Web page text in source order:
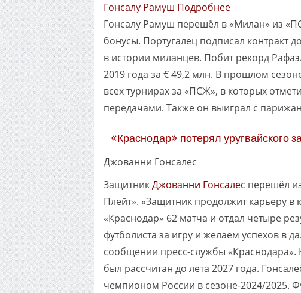
Гонсалу Рамуш Подробнее
Гонсалу Рамуш перешёл в «Милан» из
бонусы. Португалец подписал контракт
в истории миланцев. Побит рекорд
2019 года за € 49,2 млн. В прошлом
всех турнирах за «ПСЖ», в которых
передачами. Также он выиграл с
«Краснодар» потерял уругвайского
Джованни Гонсалес
ЗащитникДжованни Гонсалес перешёл
Плейт». «Защитник продолжит карьеру в
«Краснодар» 62 матча и отдал четыре
футболиста за игру и желаем успехов в
сообщении пресс-службы «Краснодара».
был рассчитан до лета 2027 года.
чемпионом России в сезоне-2024/2025.